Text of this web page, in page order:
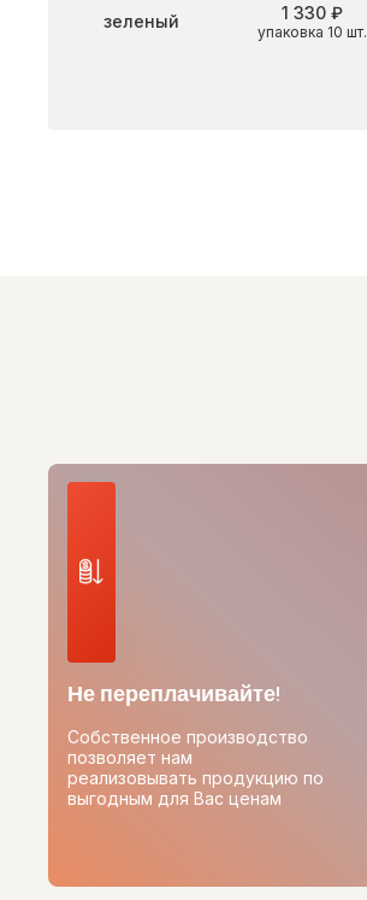
зеленый упаковка 10 шт.
1 330 ₽
Не переплачивайте!
Собственное производство
позволяет нам
реализовывать продукцию по
выгодным для Вас ценам